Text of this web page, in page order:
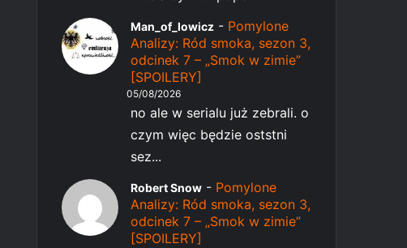
Man_of_lowicz - Pomylone
Analizy: Ród smoka, sezon 3,
odcinek 7 – „Smok w zimie”
[SPOILERY]
05/08/2026
no ale w serialu już zebrali. o
czym więc będzie oststni
sez...
Robert Snow - Pomylone
Analizy: Ród smoka, sezon 3,
odcinek 7 – „Smok w zimie”
[SPOILERY]